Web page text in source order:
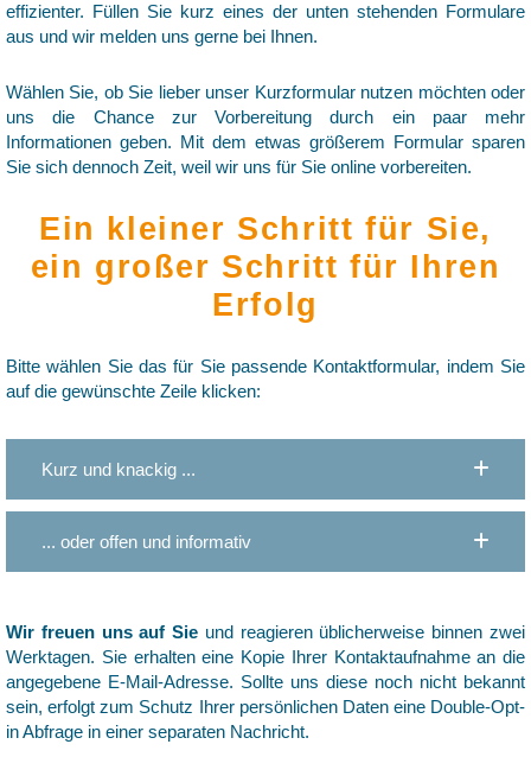
effizienter. Füllen Sie kurz eines der unten stehenden Formulare
aus und wir melden uns gerne bei Ihnen.
Wählen Sie, ob Sie lieber unser Kurzformular nutzen möchten oder
uns die Chance zur Vorbereitung durch ein paar mehr
Informationen geben. Mit dem etwas größerem Formular sparen
Sie sich dennoch Zeit, weil wir uns für Sie online vorbereiten.
Ein kleiner Schritt für Sie,
ein großer Schritt für Ihren
Erfolg
Bitte wählen Sie das für Sie passende Kontaktformular, indem Sie
auf die gewünschte Zeile klicken:
Kurz und knackig ...
... oder offen und informativ
Wir freuen uns auf Sie und reagieren üblicherweise binnen zwei
Werktagen. Sie erhalten eine Kopie Ihrer Kontaktaufnahme an die
angegebene E-Mail-Adresse. Sollte uns diese noch nicht bekannt
sein, erfolgt zum Schutz Ihrer persönlichen Daten eine Double-Opt-
in Abfrage in einer separaten Nachricht.